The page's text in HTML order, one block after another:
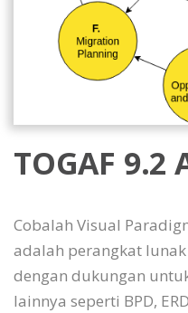
TOGAF 9.2
Cobalah Visual
adalah perangkat
dengan dukungan
lainnya seperti BPD,